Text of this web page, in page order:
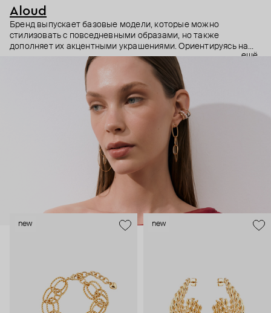
Aloud
Бренд выпускает базовые модели, которые можно
стилизовать с повседневными образами, но также
дополняет их акцентными украшениями. Ориентируясь на
долгосрочные тренды, вдохновляясь культурой, искусством и
людьми, Aloud показывает коллекции несколько раз в год. А
в названии бренда зашифрован призыв слушать внутренний
голос и транслировать его через украшения.
ещё
new new